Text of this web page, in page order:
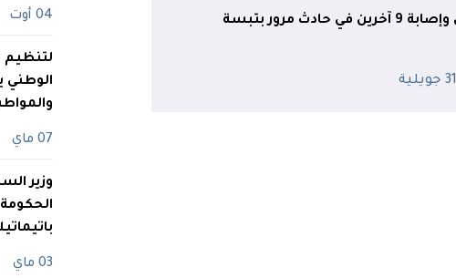
31 جويلية
04 أوت
لتنظيم
الوطني
07 ماي
وزير
03 ماي